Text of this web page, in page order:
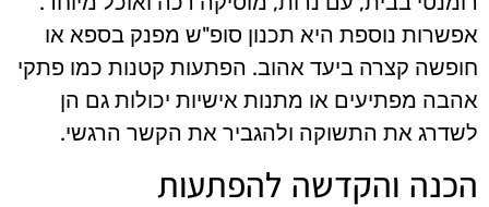
אפשרות נוספת היא תכנון סופ"ש מפנק בספא או
חופשה קצרה ביעד אהוב. הפתעות קטנות כמו פתקי
אהבה מפתיעים או מתנות אישיות יכולות גם הן
לשדרג את התשוקה ולהגביר את הקשר הרגשי.
הכנה והקדשה להפתעות